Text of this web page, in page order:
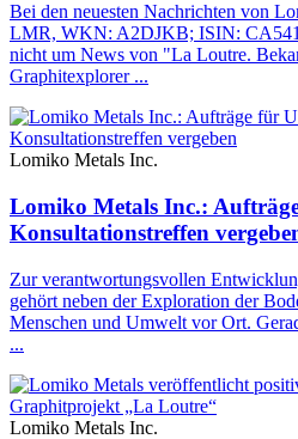
Bei den neuesten Nachrichten von
LMR, WKN: A2DJKB; ISIN:
nicht um News von "La Loutre.
Graphitexplorer ...
Lomiko Metals Inc.
Lomiko Metals Inc.:
Konsultationstreffen
Zur verantwortungsvollen
gehört neben der Exploration der
Menschen und Umwelt vor Ort.
...
Lomiko Metals Inc.